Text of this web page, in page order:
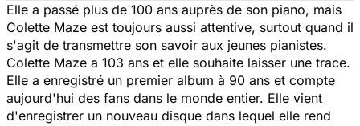
Elle a passé plus de 100 ans auprès de son piano, mais
Colette Maze est toujours aussi attentive, surtout quand il
s'agit de transmettre son savoir aux jeunes pianistes.
Colette Maze a 103 ans et elle souhaite laisser une trace.
Elle a enregistré un premier album à 90 ans et compte
aujourd'hui des fans dans le monde entier. Elle vient
d'enregistrer un nouveau disque dans lequel elle rend